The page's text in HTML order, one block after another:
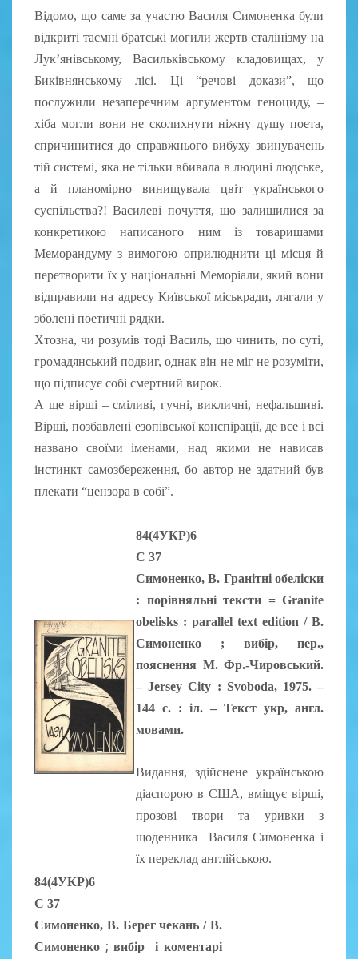
Відомо, що саме за участю Василя Симоненка були
відкриті таємні братські могили жертв сталінізму на
Лук’янівському, Васильківському кладовищах, у
Биківнянському лісі. Ці “речові докази”, що
послужили незаперечним аргументом геноциду, –
хіба могли вони не сколихнути ніжну душу поета,
спричинитися до справжнього вибуху звинувачень
тій системі, яка не тільки вбивала в людині людське,
а й планомірно винищувала цвіт українського
суспільства?! Василеві почуття, що залишилися за
конкретикою написаного ним із товаришами
Меморандуму з вимогою оприлюднити ці місця й
перетворити їх у національні Меморіали, який вони
відправили на адресу Київської міськради, лягали у
зболені поетичні рядки.
Хтозна, чи розумів тоді Василь, що чинить, по суті,
громадянський подвиг, однак він не міг не розуміти,
що підписує собі смертний вирок.
А ще вірші – сміливі, гучні, викличні, нефальшиві.
Вірші, позбавлені езопівської конспірації, де все і всі
названо своїми іменами, над якими не нависав
інстинкт самозбереження, бо автор не здатний був
плекати “цензора в собі”.
84(4УКР)6
С 37
Симоненко, В. Гранітні обеліски
: порівняльні тексти = Granite
obelisks : parallel text edition / В.
Симоненко ; вибір, пер.,
пояснення М. Фр.-Чировський.
– Jersey City : Svoboda, 1975. –
144 с. : іл. – Текст укр, англ.
мовами.
Видання, здійснене українською
діаспорою в США, вміщує вірші,
прозові твори та уривки з
щоденника Василя Симоненка і
їх переклад англійською.
84(4УКР)6
С 37
Симоненко, В. Берег чекань /В.
Симоненко ;вибір і коментарі